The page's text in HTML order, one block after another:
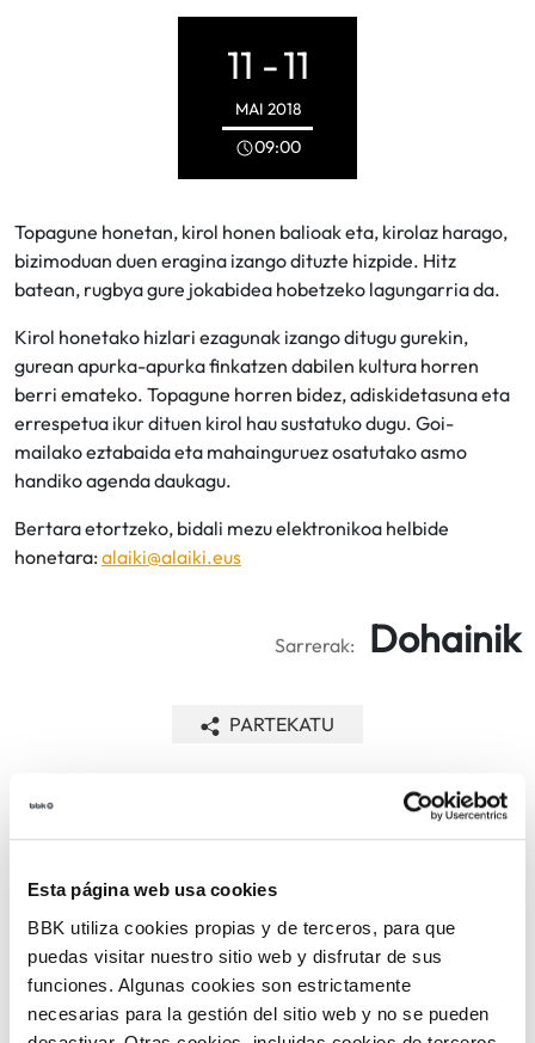
Esta página web usa cookies
BBK utiliza cookies propias y de terceros, para que
puedas visitar nuestro sitio web y disfrutar de sus
funciones. Algunas cookies son estrictamente
necesarias para la gestión del sitio web y no se pueden
11 -11
MAI 2018
09:00
Topagune honetan, kirol honen balioak eta, kirolaz harago,
bizimoduan duen eragina izango dituzte hizpide. Hitz
batean, rugbya gure jokabidea hobetzeko lagungarria da.
Kirol honetako hizlari ezagunak izango ditugu gurekin,
gurean apurka-apurka finkatzen dabilen kultura horren
berri emateko. Topagune horren bidez, adiskidetasuna eta
errespetua ikur dituen kirol hau sustatuko dugu. Goi-
mailako eztabaida eta mahainguruez osatutako asmo
handiko agenda daukagu.
Bertara etortzeko, bidali mezu elektronikoa helbide
honetara: alaiki@alaiki.eus
Sarrerak: Dohainik
PARTEKATU
ARLOAK